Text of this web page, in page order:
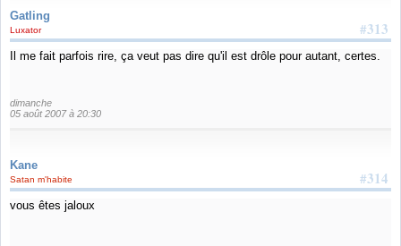
Gatling
#313
Luxator
Il me fait parfois rire, ça veut pas dire qu'il est drôle pour autant, certes.
dimanche
05 août 2007 à 20:30
Kane
#314
Satan m'habite
vous êtes jaloux